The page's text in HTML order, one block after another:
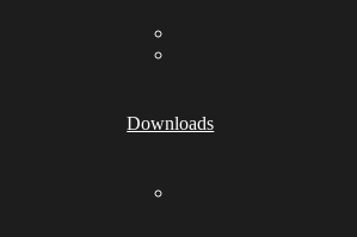
Downloads